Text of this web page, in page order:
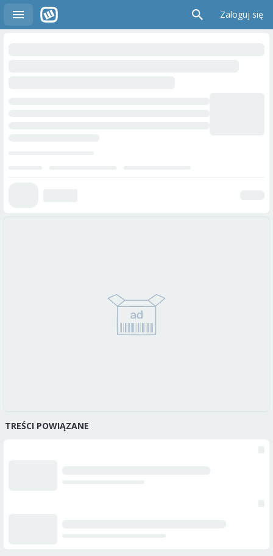
Zaloguj się
TREŚCI POWIĄZANE